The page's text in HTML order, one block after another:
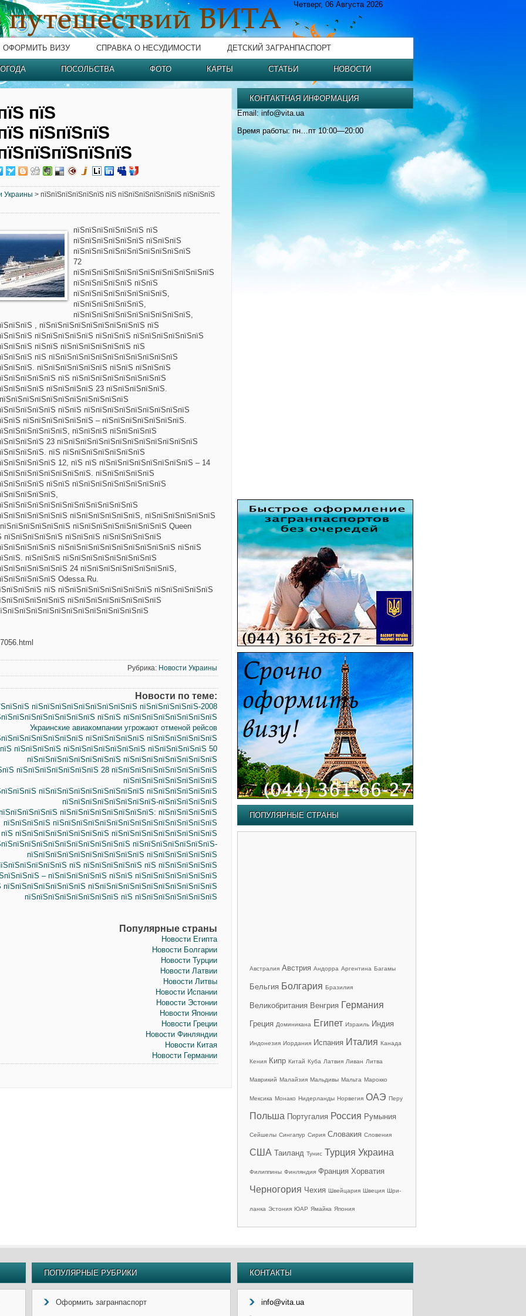
Четверг, 06 Августа 2026
ОФОРМИТЬ ВИЗУ СПРАВКА О НЕСУДИМОСТИ ДЕТСКИЙ ЗАГРАНПАСПОРТ
ПОСОЛЬСТВА ФОТО КАРТЫ СТАТЬИ НОВОСТИ
пїЅ
пїЅпїЅпїЅ
Украины > пїЅпїЅпїЅпїЅпїЅпїЅ пїЅ пїЅпїЅпїЅпїЅпїЅпїЅ пїЅпїЅпїЅ
пїЅпїЅпїЅпїЅпїЅпїЅ пїЅ
пїЅпїЅпїЅпїЅпїЅпїЅ пїЅпїЅпїЅ
пїЅпїЅпїЅпїЅпїЅпїЅпїЅпїЅпїЅпїЅ
72
пїЅпїЅпїЅпїЅпїЅпїЅпїЅпїЅпїЅпїЅпїЅпїЅ
пїЅпїЅпїЅпїЅпїЅ пїЅпїЅ
пїЅпїЅпїЅпїЅпїЅпїЅпїЅпїЅ,
пїЅпїЅпїЅпїЅпїЅпїЅ,
пїЅпїЅпїЅпїЅпїЅпїЅпїЅпїЅпїЅпїЅ,
, пїЅпїЅпїЅпїЅпїЅпїЅпїЅпїЅпїЅ пїЅ
пїЅпїЅпїЅпїЅпїЅ пїЅпїЅпїЅ пїЅпїЅпїЅпїЅпїЅпїЅ
пїЅпїЅ пїЅпїЅпїЅпїЅпїЅпїЅ пїЅ
пїЅ пїЅпїЅпїЅпїЅпїЅпїЅпїЅпїЅпїЅпїЅпїЅ
пїЅпїЅпїЅпїЅпїЅпїЅ пїЅпїЅ пїЅпїЅпїЅ
пїЅ пїЅпїЅпїЅпїЅпїЅпїЅпїЅпїЅ
пїЅпїЅпїЅпїЅ 23 пїЅпїЅпїЅпїЅпїЅ.
пїЅпїЅ пїЅпїЅпїЅпїЅпїЅпїЅпїЅпїЅпїЅ
пїЅпїЅпїЅпїЅпїЅпїЅ – пїЅпїЅпїЅпїЅпїЅпїЅпїЅ.
пїЅпїЅпїЅ пїЅпїЅпїЅпїЅ
23 пїЅпїЅпїЅпїЅпїЅпїЅпїЅпїЅпїЅпїЅпїЅпїЅ
пїЅ пїЅпїЅпїЅпїЅпїЅпїЅпїЅ
12, пїЅ пїЅ пїЅпїЅпїЅпїЅпїЅпїЅпїЅпїЅ – 14
пїЅпїЅпїЅпїЅпїЅ
пїЅпїЅ пїЅпїЅпїЅпїЅпїЅпїЅпїЅпїЅ
пїЅпїЅпїЅпїЅпїЅпїЅ, пїЅпїЅпїЅпїЅпїЅпїЅ
пїЅпїЅпїЅпїЅпїЅпїЅпїЅпїЅ Queen
пїЅпїЅпїЅ пїЅпїЅпїЅпїЅпїЅ
пїЅпїЅпїЅпїЅпїЅпїЅпїЅпїЅпїЅпїЅ пїЅпїЅ
пїЅпїЅпїЅ пїЅпїЅпїЅпїЅпїЅпїЅпїЅпїЅ
24 пїЅпїЅпїЅпїЅпїЅпїЅпїЅпїЅ,
Odessa.Ru.
пїЅ пїЅпїЅпїЅпїЅпїЅпїЅпїЅпїЅ пїЅпїЅпїЅпїЅпїЅ
пїЅпїЅпїЅпїЅпїЅпїЅпїЅпїЅ
Рубрика: Новости Украины
Новости по теме:
пїЅпїЅпїЅпїЅпїЅпїЅпїЅпїЅпїЅ пїЅпїЅпїЅпїЅпїЅ-2008
пїЅпїЅ пїЅпїЅпїЅпїЅпїЅпїЅпїЅпїЅ
Украинские авиакомпании угрожают отменой рейсов
пїЅпїЅпїЅпїЅпїЅ пїЅпїЅпїЅпїЅпїЅпїЅ
пїЅпїЅпїЅпїЅ пїЅпїЅпїЅпїЅпїЅпїЅпїЅ пїЅпїЅпїЅпїЅпїЅ 50
пїЅпїЅпїЅпїЅпїЅпїЅпїЅпїЅ пїЅпїЅпїЅпїЅпїЅпїЅпїЅпїЅ
пїЅпїЅпїЅпїЅпїЅпїЅпїЅ 28 пїЅпїЅпїЅпїЅпїЅпїЅпїЅпїЅпїЅ
пїЅпїЅпїЅпїЅпїЅпїЅпїЅпїЅ
пїЅпїЅпїЅпїЅпїЅпїЅпїЅпїЅпїЅ пїЅпїЅпїЅпїЅпїЅпїЅ
пїЅпїЅпїЅпїЅпїЅпїЅпїЅпїЅ-пїЅпїЅпїЅпїЅпїЅ
пїЅпїЅпїЅпїЅпїЅпїЅпїЅпїЅ: пїЅпїЅпїЅпїЅпїЅ
пїЅпїЅпїЅпїЅ пїЅпїЅпїЅпїЅпїЅпїЅпїЅпїЅпїЅпїЅпїЅпїЅпїЅпїЅ
пїЅ пїЅпїЅпїЅпїЅпїЅпїЅпїЅпїЅ пїЅпїЅпїЅпїЅпїЅпїЅпїЅпїЅпїЅ
пїЅпїЅпїЅпїЅпїЅпїЅпїЅ-
пїЅпїЅпїЅпїЅпїЅпїЅпїЅпїЅпїЅпїЅ пїЅпїЅпїЅпїЅпїЅпїЅ
пїЅ пїЅпїЅпїЅпїЅпїЅ пїЅ пїЅпїЅпїЅпїЅпїЅ
– пїЅпїЅпїЅпїЅпїЅ пїЅпїЅ пїЅпїЅпїЅпїЅпїЅпїЅпїЅ
пїЅпїЅпїЅпїЅпїЅпїЅпїЅпїЅпїЅпїЅпїЅ
пїЅпїЅпїЅпїЅпїЅпїЅпїЅпїЅ пїЅ пїЅпїЅпїЅпїЅпїЅпїЅпїЅ
Популярные страны
Новости Египта
Новости Болгарии
Новости Турции
Новости Латвии
Новости Литвы
Новости Испании
Новости Эстонии
Новости Японии
Новости Греции
Новости Финляндии
Новости Китая
Новости Германии
КОНТАКТНАЯ ИНФОРМАЦИЯ
Email: info@vita.ua
Время работы: пн…пт 10:00—20:00
ПОПУЛЯРНЫЕ СТРАНЫ
Австралия Австрия Андорра Аргентина Багамы
Бельгия Болгария Бразилия
Великобритания Венгрия Германия
Греция Доминикана Египет Израиль Индия
Индонезия Иордания Испания Италия Канада
Кения Кипр Китай Куба Латвия Ливан Литва
Маврикий Малайзия Мальдивы Мальта Марокко
Мексика Монако Нидерланды Норвегия ОАЭ Перу
Польша Португалия Россия Румыния
Сейшелы Сингапур Сирия Словакия Словения
США Таиланд Тунис Турция Украина
Филиппины Финляндия Франция Хорватия
Черногория Чехия Швейцария Швеция Шри-
ланка Эстония ЮАР Ямайка Япония
ПОПУЛЯРНЫЕ РУБРИКИ
Оформить загранпаспорт
КОНТАКТЫ
info@vita.ua